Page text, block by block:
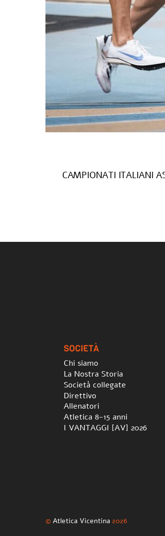
CAMPIONATI ITALIANI
SOCIETÀ
Chi siamo
La Nostra Storia
Società collegate
Direttivo
Allenatori
Atletica 8-15 anni
I VANTAGGI [AV] 2026
© Atletica Vicentina 2026